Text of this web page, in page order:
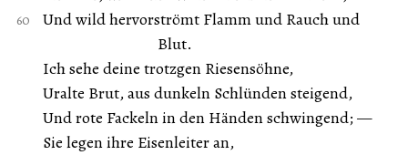
Und wild hervorströmt Flamm und Rauch und
Blut.
Ich sehe deine trotzgen Riesensöhne,
Uralte Brut, aus dunkeln Schlünden steigend,
Und rote Fackeln in den Händen schwingend; —
Sie legen ihre Eisenleiter an,